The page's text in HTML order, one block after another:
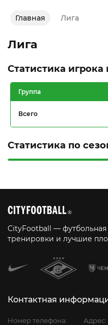
Главная Лига
Лига
Статистика игрока
Группа
Всего
Статистика по
CityFootball — футбольная
тренировки и лучшие
Контактная
Номер телефона: Адрес: